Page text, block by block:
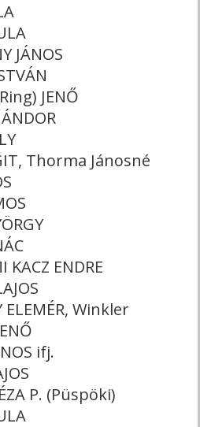
JÁNOS
JENŐ
Thorma Jánosné
KACZ ENDRE
ELEMÉR, Winkler
ifj.
P. (Püspöki)